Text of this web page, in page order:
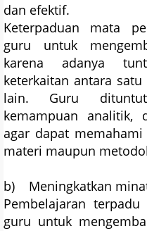
dan efektif.
Keterpaduan mata
guru untuk
karena adanya
keterkaitan antara
lain. Guru
kemampuan analitik,
agar dapat
materi maupun
b) Meningkatkan
Pembelajaran
guru untuk